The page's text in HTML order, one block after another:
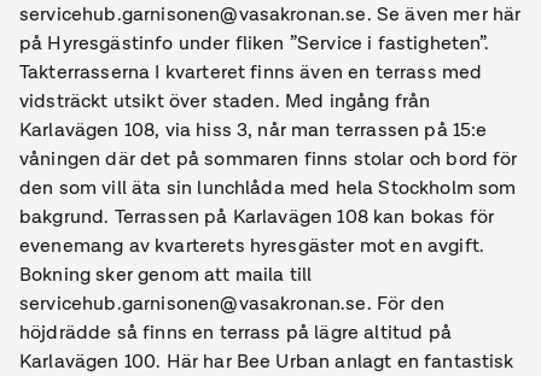
servicehub.garnisonen@vasakronan.se. Se även mer här
på Hyresgästinfo under fliken ”Service i fastigheten”.
Takterrasserna I kvarteret finns även en terrass med
vidsträckt utsikt över staden. Med ingång från
Karlavägen 108, via hiss 3, når man terrassen på 15:e
våningen där det på sommaren finns stolar och bord för
den som vill äta sin lunchlåda med hela Stockholm som
bakgrund. Terrassen på Karlavägen 108 kan bokas för
evenemang av kvarterets hyresgäster mot en avgift.
Bokning sker genom att maila till
servicehub.garnisonen@vasakronan.se. För den
höjdrädde så finns en terrass på lägre altitud på
Karlavägen 100. Här har Bee Urban anlagt en fantastisk